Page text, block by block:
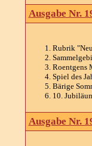
Ausgabe Nr.
Rubrik
Roentgens
Spiel des
Bärige
10.
Ausgabe Nr.